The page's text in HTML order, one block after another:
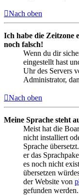
Nach oben
Ich habe die Zeitzone
noch falsch!
Wenn du dir
eingestellt hast
Uhr des Servers
Administrator,
Nach oben
Meine Sprache steht
Meist hat die
nicht installiert
Sprache
er das
es noch nicht
übersetzen
der Website von
gefunden werden.